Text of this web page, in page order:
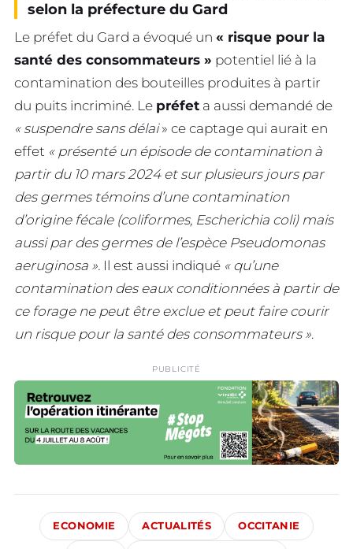
selon la préfecture du Gard
Le préfet du Gard a évoqué un « risque pour la
santé des consommateurs » potentiel lié à la
contamination des bouteilles produites à partir
du puits incriminé. Le préfet a aussi demandé de
« suspendre sans délai» ce captage qui aurait en
effet « présenté un épisode de contamination à
partir du 10 mars 2024 et sur plusieurs jours par
des germes témoins d’une contamination
d’origine fécale (coliformes, Escherichia coli) mais
aussi par des germes de l’espèce Pseudomonas
aeruginosa ». Il est aussi indiqué « qu’une
contamination des eaux conditionnées à partir de
ce forage ne peut être exclue et peut faire courir
un risque pour la santé des consommateurs ».
PUBLICITÉ
ECONOMIE ACTUALITÉS OCCITANIE